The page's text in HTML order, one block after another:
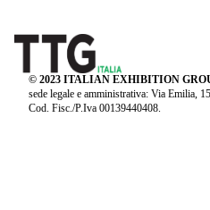
© 2023 ITALIAN EXHIBITION
sede legale e amministrativa: Via Emilia,
Cod. Fisc./P.Iva 00139440408.